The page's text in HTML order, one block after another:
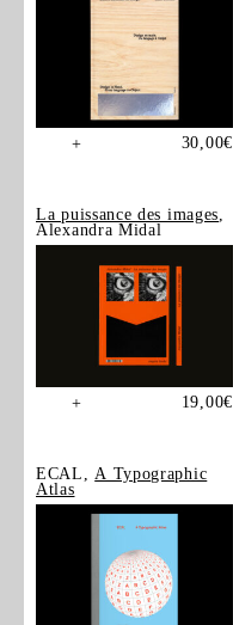
+ 30,00€
La puissance des images,
Alexandra Midal
+ 19,00€
ECAL, A Typographic
Atlas